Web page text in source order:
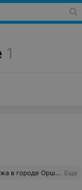
1
и общение с интересными людьми! И, да, спасибо "Лидер" за приятные подарочки, обязательно ими воспользуюсь)) Рекомендую всем курс массажа как и для себя, так и для дальнейшей работе в этой сфере! Еще